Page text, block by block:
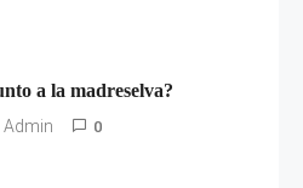
a la madreselva?
Admin 0